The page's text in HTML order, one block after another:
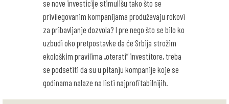
se nove investicije stimulišu tako što se
privilegovanim kompanijama produžavaju rokovi
za pribavljanje dozvola? I pre nego što se bilo ko
uzbudi oko pretpostavke da će Srbija strožim
ekološkim pravilima „oterati” investitore, treba
se podsetiti da su u pitanju kompanije koje se
godinama nalaze na listi najprofitabilnijih.